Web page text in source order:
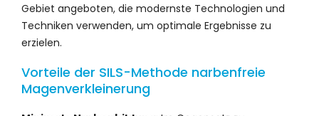
Gebiet angeboten, die modernste Technologien und
Techniken verwenden, um optimale Ergebnisse zu
erzielen.
Vorteile der SILS-Methode narbenfreie
Magenverkleinerung